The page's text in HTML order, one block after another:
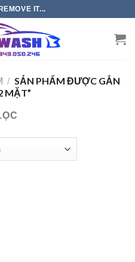
IT...
/ SẢN PHẨM ĐƯỢC GẮN
MẶT”